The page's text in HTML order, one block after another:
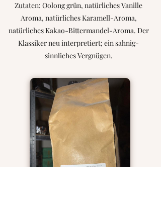
Zutaten: Oolong grün, natürliches Vanille
Aroma, natürliches Karamell-Aroma,
natürliches Kakao-Bittermandel-Aroma. Der
Klassiker neu interpretiert; ein sahnig-
sinnliches Vergnügen.